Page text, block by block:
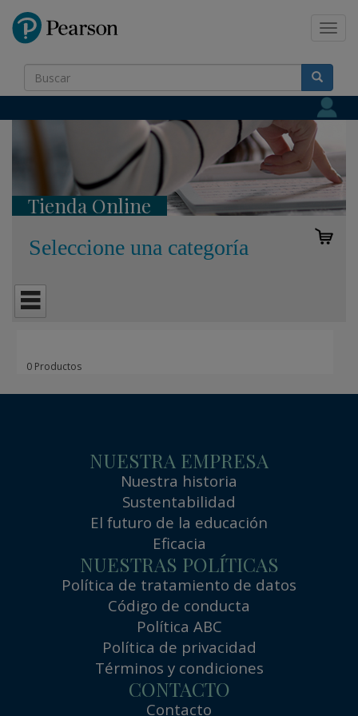
Tienda Online
Seleccione una categoría
0 Productos
NUESTRA EMPRESA
Nuestra historia
Sustentabilidad
El futuro de la educación
Eficacia
NUESTRAS POLÍTICAS
Política de tratamiento de datos
Código de conducta
Política ABC
Política de privacidad
Términos y condiciones
CONTACTO
Contacto